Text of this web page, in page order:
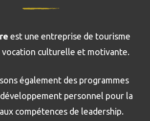
est une entreprise de tourisme
vocation culturelle et motivante.
également des programmes
personnel pour la
compétences de leadership.